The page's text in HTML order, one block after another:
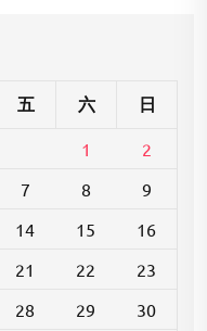
五 六 日
1
2
7 8
9
14 15
16
21 22
23
28 29
30